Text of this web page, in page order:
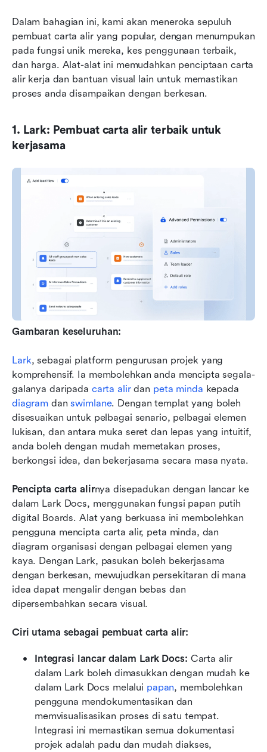
Dalam bahagian ini, kami akan meneroka sepuluh
pembuat carta alir yang popular, dengan menumpukan
pada fungsi unik mereka, kes penggunaan terbaik,
dan harga. Alat-alat ini memudahkan penciptaan carta
alir kerja dan bantuan visual lain untuk memastikan
proses anda disampaikan dengan berkesan.
1. Lark: Pembuat carta alir terbaik untuk
kerjasama
Gambaran keseluruhan:
Lark, sebagai platform pengurusan projek yang
komprehensif. Ia membolehkan anda mencipta segala-
galanya daripada carta alir dan peta minda
diagram dan swimlane. Dengan templat yang boleh
disesuaikan untuk pelbagai senario, pelbagai elemen
lukisan, dan antara muka seret dan lepas yang intuitif,
anda boleh dengan mudah memetakan proses,
berkongsi idea, dan bekerjasama secara masa nyata.
Pencipta carta alirnya disepadukan dengan lancar ke
dalam Lark Docs, menggunakan fungsi papan putih
digital Boards. Alat yang berkuasa ini membolehkan
pengguna mencipta carta alir, peta minda, dan
diagram organisasi dengan pelbagai elemen yang
kaya. Dengan Lark, pasukan boleh bekerjasama
dengan berkesan, mewujudkan persekitaran di mana
idea dapat mengalir dengan bebas dan
dipersembahkan secara visual.
Ciri utama sebagai pembuat carta alir:
Integrasi lancar dalam Lark Docs: Carta alir
dalam Lark boleh dimasukkan dengan mudah ke
dalam Lark Docs melalui papan, membolehkan
pengguna mendokumentasikan dan
memvisualisasikan proses di satu tempat.
Integrasi ini memastikan semua dokumentasi
projek adalah padu dan mudah diakses,